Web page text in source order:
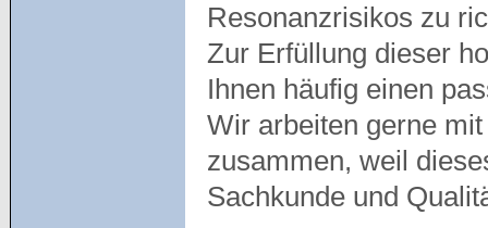
Resonanzrisikos zu
Zur Erfüllung dieser
Ihnen häufig einen
Wir arbeiten gerne
zusammen, weil
Sachkunde und